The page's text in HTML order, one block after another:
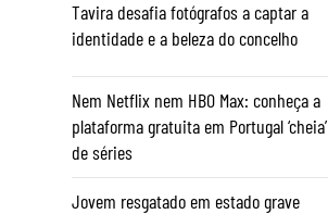
Tavira desafia fotógrafos a captar a
identidade e a beleza do concelho
Nem Netflix nem HBO Max: conheça a
plataforma gratuita em Portugal ‘cheia’
de séries
Jovem resgatado em estado grave